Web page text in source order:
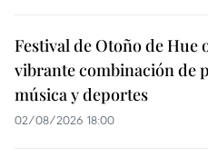
Festival de Otoño de Hue
vibrante combinación de
música y deportes
02/08/2026 18:00